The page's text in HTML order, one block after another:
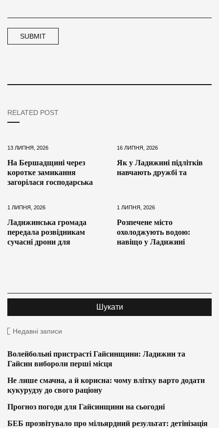
RELATED POST
13 ЛИПНЯ, 2026
На Бершадщині через
коротке замикання
загорілася господарська
16 ЛИПНЯ, 2026
Як у Ладижині підлітків
навчають дружбі та
1 ЛИПНЯ, 2026
Ладижинська громада
передала розвідникам
сучасні дрони для
1 ЛИПНЯ, 2026
Розпечене місто
охолоджують водою:
навіщо у Ладижині
Недавні записи
Волейбольні пристрасті Гайсинщини: Ладижин та
Гайсин вибороли перші місця
Не лише смачна, а й корисна: чому влітку варто додати
кукурудзу до свого раціону
Прогноз погоди для Гайсинщини на сьогодні
БЕБ прозвітувало про мільярдний результат: детінізація